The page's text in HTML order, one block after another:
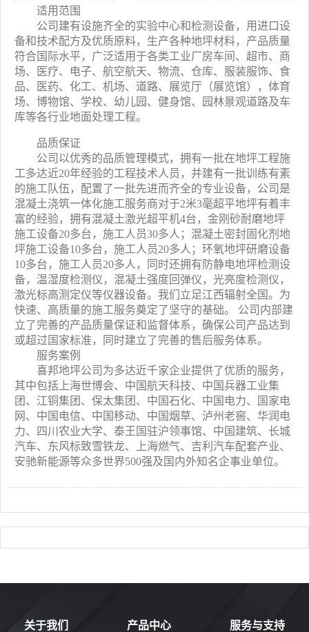
适用范围
公司建有设施齐全的实验中心和检测设备，用进口设
备和技术配方及优质原料，生产各种地坪材料，产品质量
符合国际水平，广泛适用于各类工业厂房车间、超市、商
场、医疗、电子、航空航天、物流、仓库、服装服饰、食
品、医药、化工、机场、道路、展览厅（展览馆），体育
场、博物馆、学校、幼儿园、健身馆、园林景观道路及车
库等各行业地面处理工程。
品质保证
公司以优秀的品质管理模式，拥有一批在地坪工程施
工多达近20年经验的工程技术人员，并建有一批训练有素
的施工队伍，配置了一批先进而齐全的专业设备，公司是
混凝土浇筑一体化施工服务商对于2米3毫超平地坪有着丰
富的经验， 拥有混凝土激光超平机4台， 金刚砂耐磨地坪
施工设备20多台，施工人员30多人；混凝土密封固化剂地
坪施工设备10多台，施工人员20多人；环氧地坪研磨设备
10多台，施工人员20多人，同时还拥有防静电地坪检测设
备，温湿度检测仪，混凝土强度回弹仪，光亮度检测仪，
激光标高测定仪等仪器设备。我们立足江西辐射全国。为
快速、高质量的施工服务奠定了坚守的基础。 公司内部建
立了完善的产品质量保证和监督体系，确保公司产品达到
或超过国家标准，同时建立了完善的售后服务体系。
服务案例
喜邦地坪公司为多达近千家企业提供了优质的服务，
其中包括上海世博会、中国航天科技、中国兵器工业集
团、江铜集团 、保太集团 、 中国石化、中国电力、国家电
网、中国电信、中国移动、中国烟草、泸州老窖、华润电
力、四川农业大学、泰王国驻沪领事馆、中国建筑、长城
汽车、东风标致雪铁龙、上海燃气、吉利汽车配套产业、
安驰新能源等众多世界500强及国内外知名企事业单位。
关于我们 产品中心 服务与支持